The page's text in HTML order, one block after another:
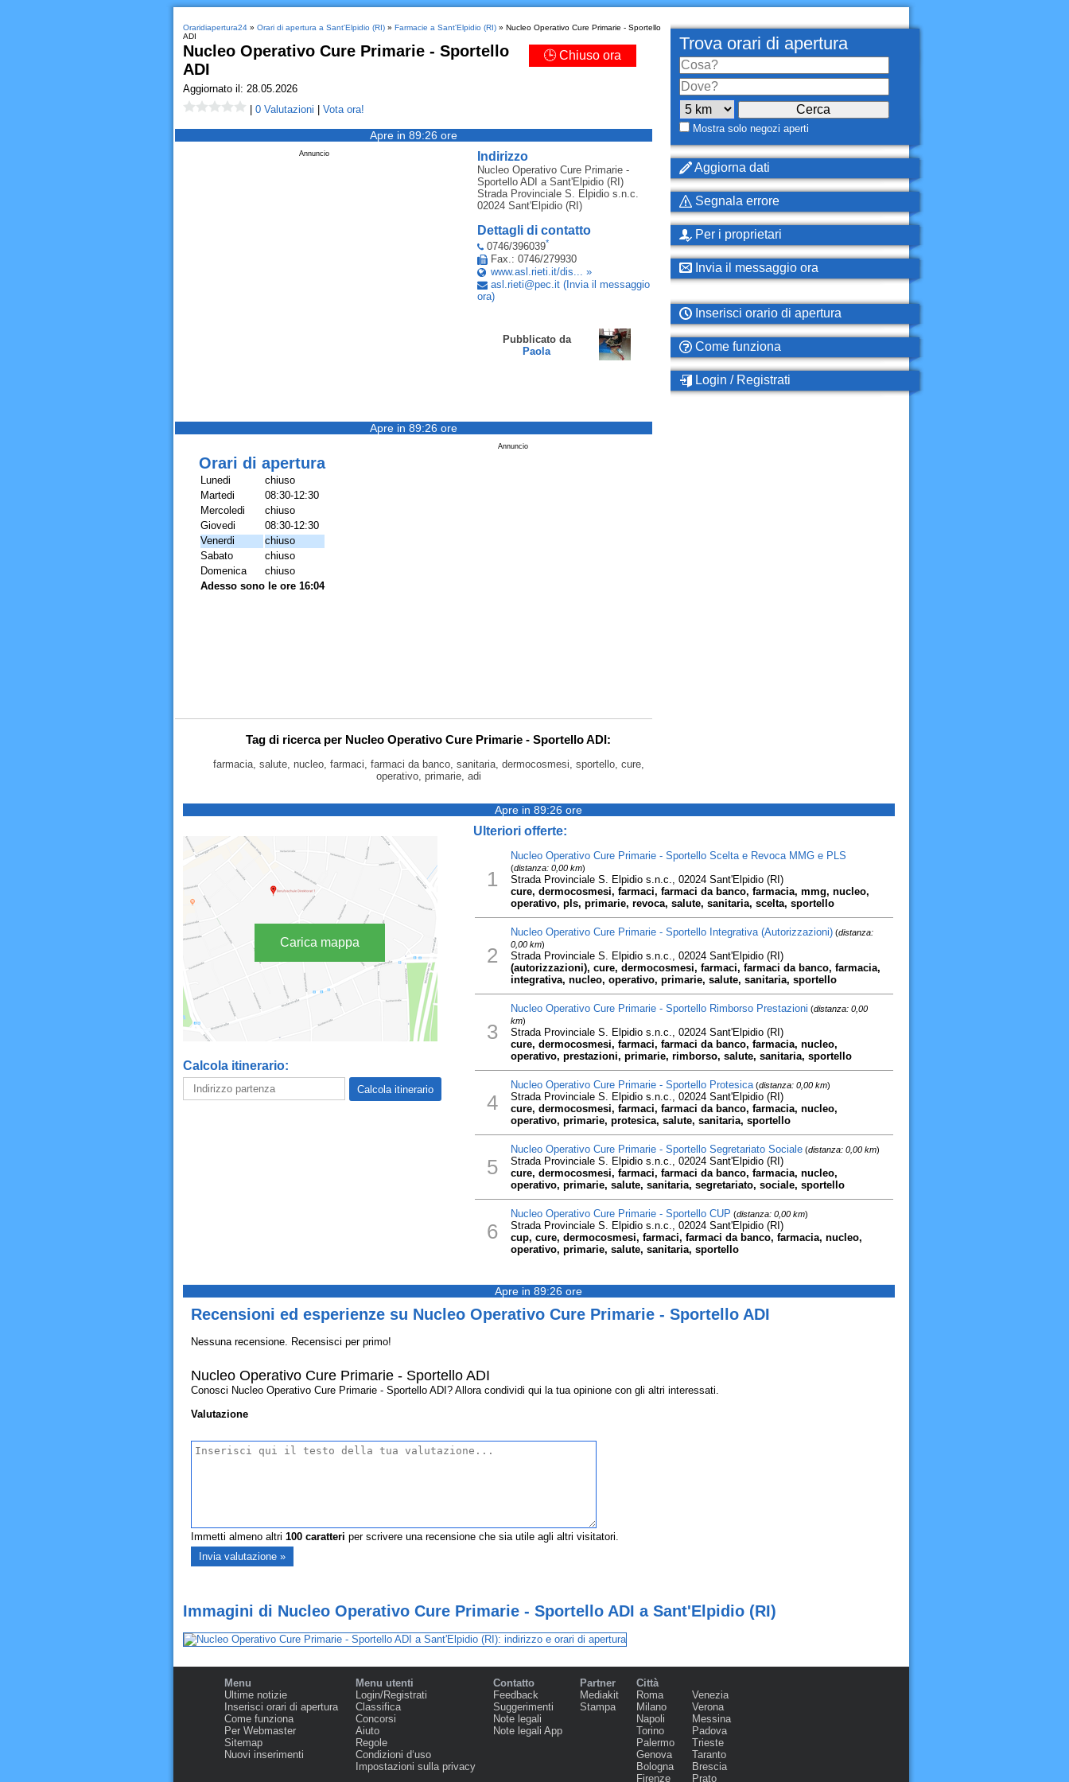
Oraridiapertura24» Orari di apertura a Sant'Elpidio (RI)» Farmacie a Sant'Elpidio (RI)» Nucleo Operativo Cure Primarie - Sportello
ADI
Nucleo Operativo Cure Primarie - Sportello
ADI
🕒 Chiuso ora
Aggiornato il: 28.05.2026
0 Valutazioni Vota ora!
Apre in 89:26 ore
Indirizzo
Nucleo Operativo Cure Primarie -
Sportello ADI a Sant'Elpidio (RI)
Strada Provinciale S. Elpidio s.n.c.
02024 Sant'Elpidio (RI)
Dettagli di contatto
0746/396039*
Fax.: 0746/279930
www.asl.rieti.it/dis... »
asl .rieti@pec.it (Invia il messaggio
ora)
Pubblicato da
Paola
Annuncio
Apre in 89:26 ore
Annuncio
Orari di apertura
Lunedi
chiuso
Martedi
08:30-12:30
Mercoledi
chiuso
Giovedi
08:30-12:30
Venerdi
chiuso
Sabato
chiuso
Domenica
chiuso
Adesso sono le ore 16:04
Tag di ricerca per Nucleo Operativo Cure Primarie - Sportello ADI:
farmacia, salute, nucleo, farmaci, farmaci da banco, sanitaria, dermocosmesi, sportello, cure,
operativo, primarie, adi
Trova orari di apertura
Mostra solo negozi aperti
Aggiorna dati
Segnala errore
Per i proprietari
Invia il messaggio ora
Inserisci orario di apertura
Come funziona
Login / Registrati
Apre in 89:26 ore
Carica mappa
Calcola itinerario:
Ulteriori offerte:
1
Nucleo Operativo Cure Primarie - Sportello Scelta e Revoca MMG e PLS
(distanza: 0,00 km)
Strada Provinciale S. Elpidio s.n.c., 02024 Sant'Elpidio (RI)
cure, dermocosmesi, farmaci, farmaci da banco, farmacia, mmg, nucleo,
operativo, pls, primarie, revoca, salute, sanitaria, scelta, sportello
2
Nucleo Operativo Cure Primarie - Sportello Integrativa (Autorizzazioni)(distanza:
0,00 km)
Strada Provinciale S. Elpidio s.n.c., 02024 Sant'Elpidio (RI)
(autorizzazioni), cure, dermocosmesi, farmaci, farmaci da banco, farmacia,
integrativa, nucleo, operativo, primarie, salute, sanitaria, sportello
3
Nucleo Operativo Cure Primarie - Sportello Rimborso Prestazioni (distanza: 0,00
km)
Strada Provinciale S. Elpidio s.n.c., 02024 Sant'Elpidio (RI)
cure, dermocosmesi, farmaci, farmaci da banco, farmacia, nucleo,
operativo, prestazioni, primarie, rimborso, salute, sanitaria, sportello
4
Nucleo Operativo Cure Primarie - Sportello Protesica(distanza: 0,00 km)
Strada Provinciale S. Elpidio s.n.c., 02024 Sant'Elpidio (RI)
cure, dermocosmesi, farmaci, farmaci da banco, farmacia, nucleo,
operativo, primarie, protesica, salute, sanitaria, sportello
5
Nucleo Operativo Cure Primarie - Sportello Segretariato Sociale(distanza: 0,00 km)
Strada Provinciale S. Elpidio s.n.c., 02024 Sant'Elpidio (RI)
cure, dermocosmesi, farmaci, farmaci da banco, farmacia, nucleo,
operativo, primarie, salute, sanitaria, segretariato, sociale, sportello
6
Nucleo Operativo Cure Primarie - Sportello CUP (distanza: 0,00 km)
Strada Provinciale S. Elpidio s.n.c., 02024 Sant'Elpidio (RI)
cup, cure, dermocosmesi, farmaci, farmaci da banco, farmacia, nucleo,
operativo, primarie, salute, sanitaria, sportello
Apre in 89:26 ore
Recensioni ed esperienze su Nucleo Operativo Cure Primarie - Sportello ADI
Nessuna recensione. Recensisci per primo!
Nucleo Operativo Cure Primarie - Sportello ADI
Conosci Nucleo Operativo Cure Primarie - Sportello ADI? Allora condividi qui la tua opinione con gli altri interessati.
Valutazione
Immetti almeno altri 100caratteri per scrivere una recensione che sia utile agli altri visitatori.
Immagini di Nucleo Operativo Cure Primarie - Sportello ADI a Sant'Elpidio (RI)
Menu
Ultime notizie
Inserisci orari di apertura
Come funziona
Per Webmaster
Sitemap
Nuovi inserimenti
Menu utenti
Login/Registrati
Classifica
Concorsi
Aiuto
Regole
Condizioni d‘uso
Impostazioni sulla privacy
Contatto
Feedback
Suggerimenti
Note legali
Note legali App
Partner
Mediakit
Stampa
Città
Roma
Milano
Napoli
Torino
Palermo
Genova
Bologna
Firenze
Venezia
Verona
Messina
Padova
Trieste
Taranto
Brescia
Prato